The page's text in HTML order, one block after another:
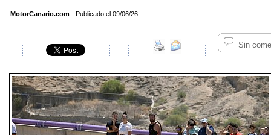
MotorCanario.com - Publicado el 09/06/26
Sin